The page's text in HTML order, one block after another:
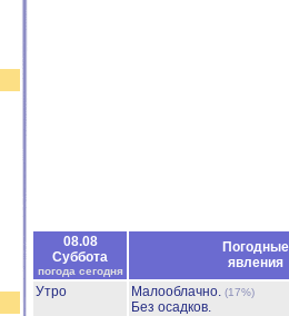
08.08
Суббота
погода сегодня
Погодные
явления
Утро
Малооблачно. (17%)
Без осадков.